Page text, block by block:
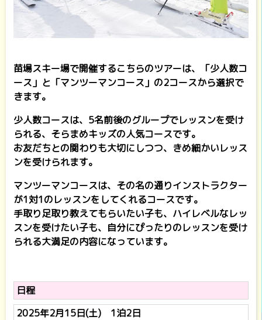
苗場スキー場で開催するこちらのツアーは、「少人数コ
ース」と「マンツーマンコース」の2コースから選択で
きます。
少人数コースは、5名前後のグループでレッスンを受け
られる、そらまめキッズの人気コースです。
お友だちとの関わりも大切にしつつ、きめ細かいレッス
ンを受けられます。
マンツーマンコースは、その名の通りインストラクター
が1対1のレッスンをしてくれるコースです。
手取り足取り教えてもらいたい子も、ハイレベルなレッ
スンを受けたい子も、自分にぴったりのレッスンを受け
られる大満足の内容になっています。
日程
2025年2月15日(土) 1泊2日